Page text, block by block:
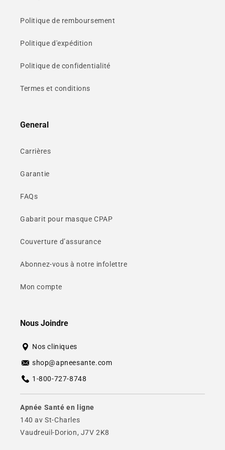
Politique de remboursement
Politique d'expédition
Politique de confidentialité
Termes et conditions
General
Carrières
Garantie
FAQs
Gabarit pour masque CPAP
Couverture d’assurance
Abonnez-vous à notre infolettre
Mon compte
Nous Joindre
Nos cliniques
shop@apneesante.com
1-800-727-8748
Apnée Santé en ligne
140 av St-Charles
Vaudreuil-Dorion, J7V 2K8